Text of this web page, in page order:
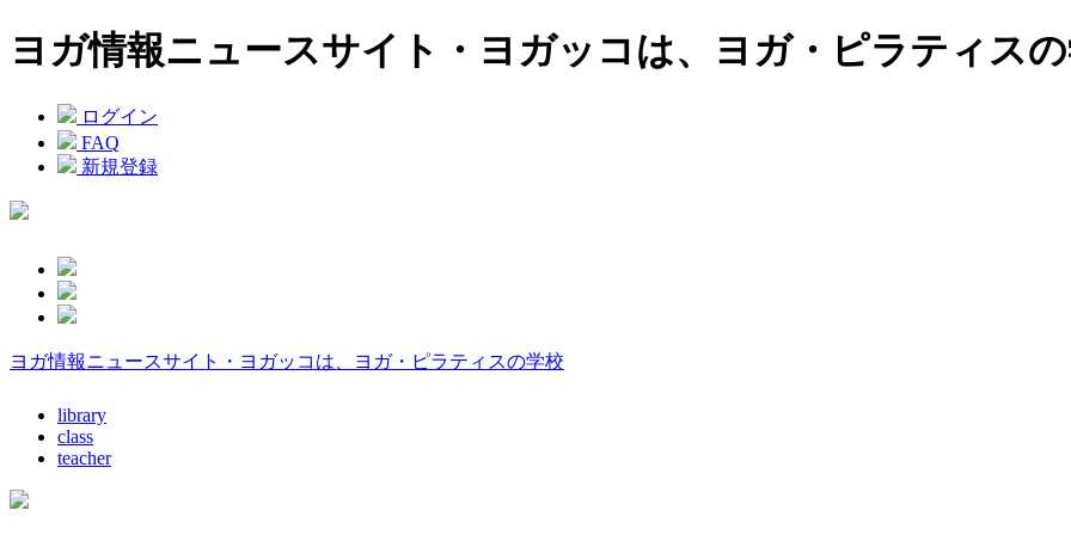
ヨガ情報ニュースサイト・ヨガッコは、ヨガ・ピラティス
ログイン
FAQ
新規登録
ヨガ情報ニュースサイト・ヨガッコは、ヨガ・ピラティスの学校
library
class
teacher